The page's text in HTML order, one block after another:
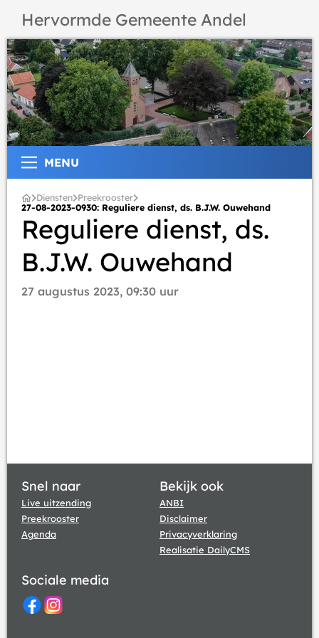
Hervormde Gemeente Andel
MENU
Diensten Preekrooster
27-08-2023-0930: Reguliere dienst, ds. B.J.W. Ouwehand
Reguliere dienst, ds.
B.J.W. Ouwehand
27 augustus 2023, 09:30 uur
Snel naar
Live uitzending
Preekrooster
Agenda
Bekijk ook
ANBI
Disclaimer
Privacyverklaring
Realisatie DailyCMS
Sociale media